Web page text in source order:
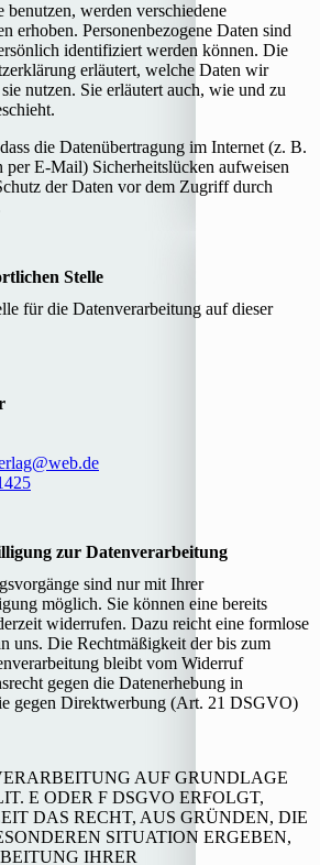
benutzen, werden verschiedene
erhoben. Personenbezogene Daten sind
identifiziert werden können. Die
erläutert, welche Daten wir
nutzen. Sie erläutert auch, wie und zu
die Datenübertragung im Internet (z. B.
E-Mail) Sicherheitslücken aufweisen
der Daten vor dem Zugriff durch
Stelle
für die Datenverarbeitung auf dieser
zur Datenverarbeitung
sind nur mit Ihrer
möglich. Sie können eine bereits
widerrufen. Dazu reicht eine formlose
uns. Die Rechtmäßigkeit der bis zum
bleibt vom Widerruf
gegen die Datenerhebung in
gegen Direktwerbung (Art. 21 DSGVO)
AUF GRUNDLAGE
E ODER F DSGVO ERFOLGT,
DAS RECHT, AUS GRÜNDEN, DIE
SITUATION ERGEBEN,
IHRER